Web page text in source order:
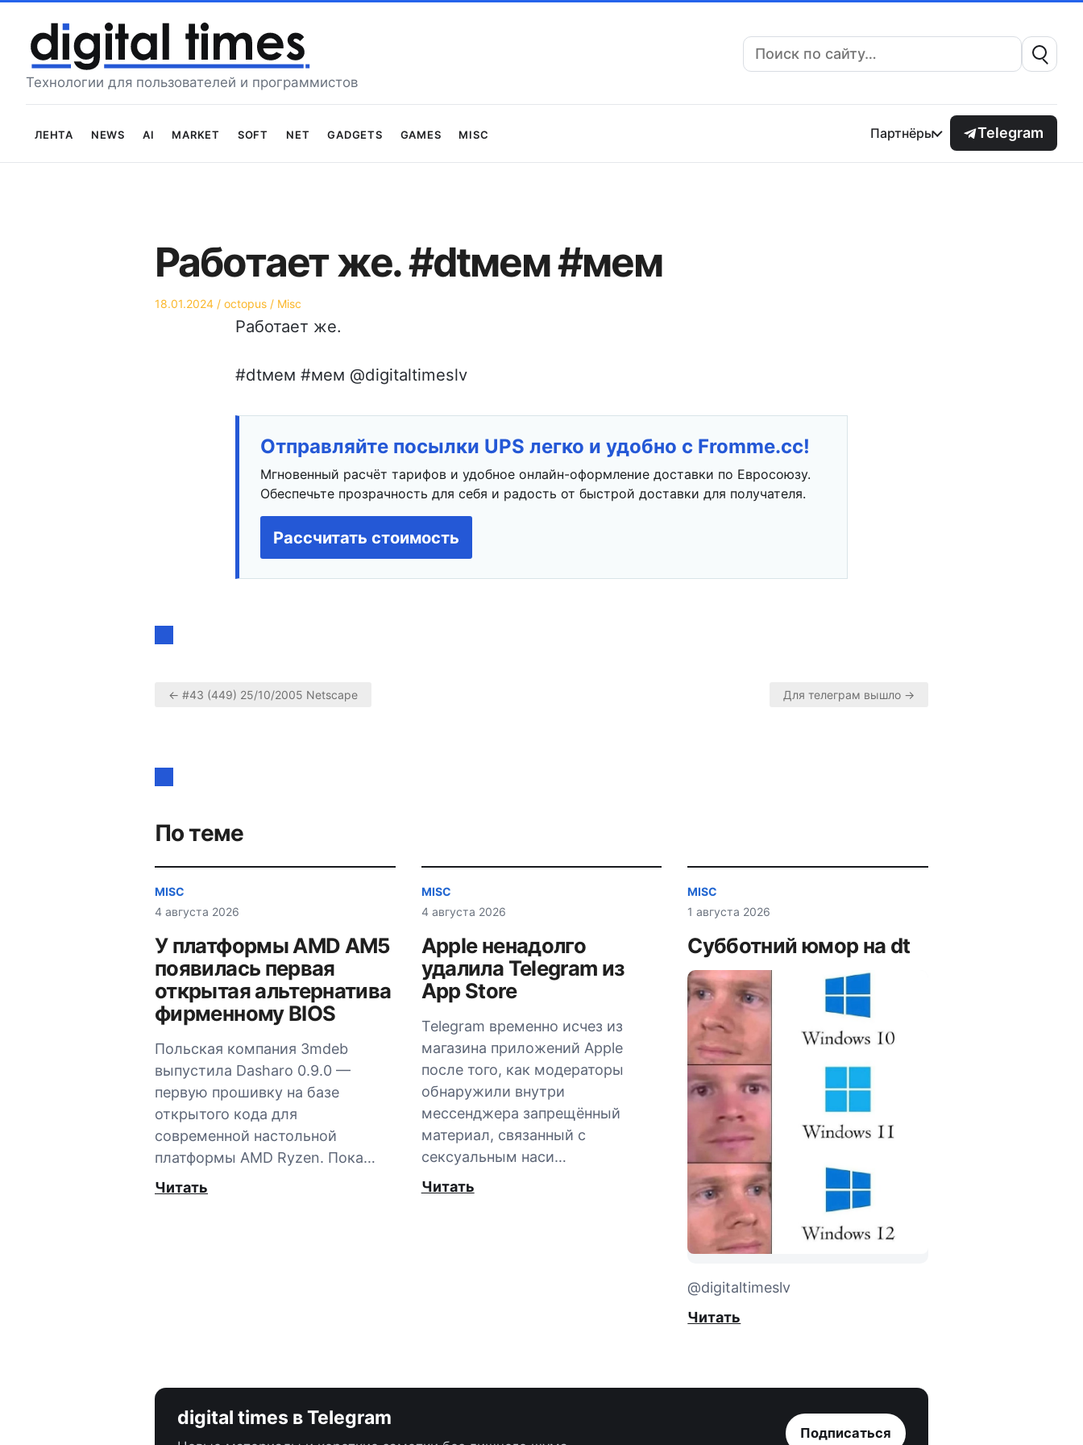
содержимому
Технологии для пользователей и программистов
Поиск:
Лента News AI Market Soft Net Gadgets Games Misc Партнёры Telegram
Работает же. #dtмем #мем
Опубликовано
18.01.2024 Автор
octopus
Опубликовано
Misc
Работает же.
#dtмем #мем @digitaltimeslv
Отправляйте посылки UPS легко и удобно с Fromme.cc!
Мгновенный расчёт тарифов и удобное онлайн-оформление доставки по Евросоюзу.
Обеспечьте прозрачность для себя и радость от быстрой доставки для получателя.
Рассчитать стоимость
по
записям
← #43 (449) 25/10/2005 Netscape Для телеграм вышло →
По теме
MISC
4 августа 2026
У платформы AMD AM5
появилась первая
открытая альтернатива
фирменному BIOS
Польская компания 3mdeb
выпустила Dasharo 0.9.0 —
первую прошивку на базе
открытого кода для
современной настольной
платформы AMD Ryzen. Пока…
Читать
MISC
4 августа 2026
Apple ненадолго
удалила Telegram из
App Store
Telegram временно исчез из
магазина приложений Apple
после того, как модераторы
обнаружили внутри
мессенджера запрещённый
материал, связанный с
сексуальным наси…
Читать
MISC
1 августа 2026
Субботний юмор на dt
@digitaltimeslv
Читать
digital times в Telegram
Подписаться